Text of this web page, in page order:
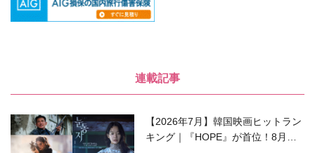
連載記事
【2026年7月】韓国映画ヒットラン
キング｜『HOPE』が首位！8月公